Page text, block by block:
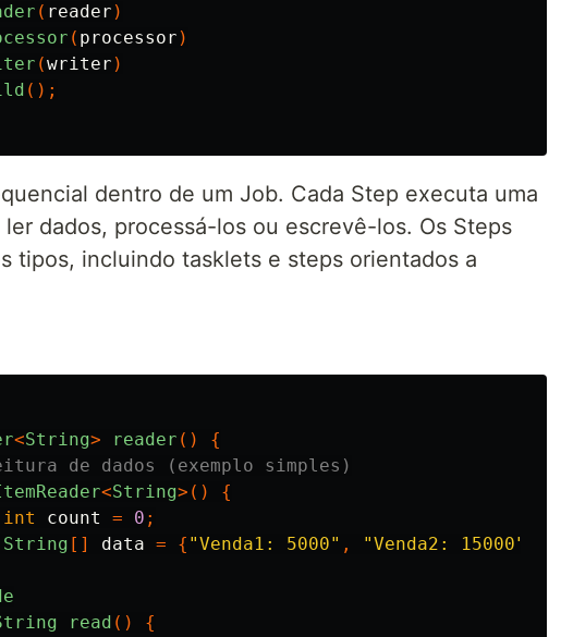
( reader )
( processor )
(writer )
();
dentro de um Job. Cada Step executa uma
dados, processá-los ou escrevê-los. Os Steps
tipos, incluindo tasklets e steps orientados a
<String> reader ()
{
de dados (exemplo simples)
<String>()
{
int count = 0 ;
String [] data = { "Venda1: 5000" , "Venda2: 15000"
read ()
{